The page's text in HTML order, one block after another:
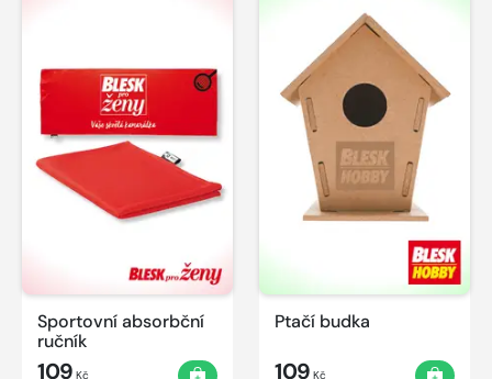
Sportovní absorbční
ručník
109 Kč
Ptačí budka
109 Kč